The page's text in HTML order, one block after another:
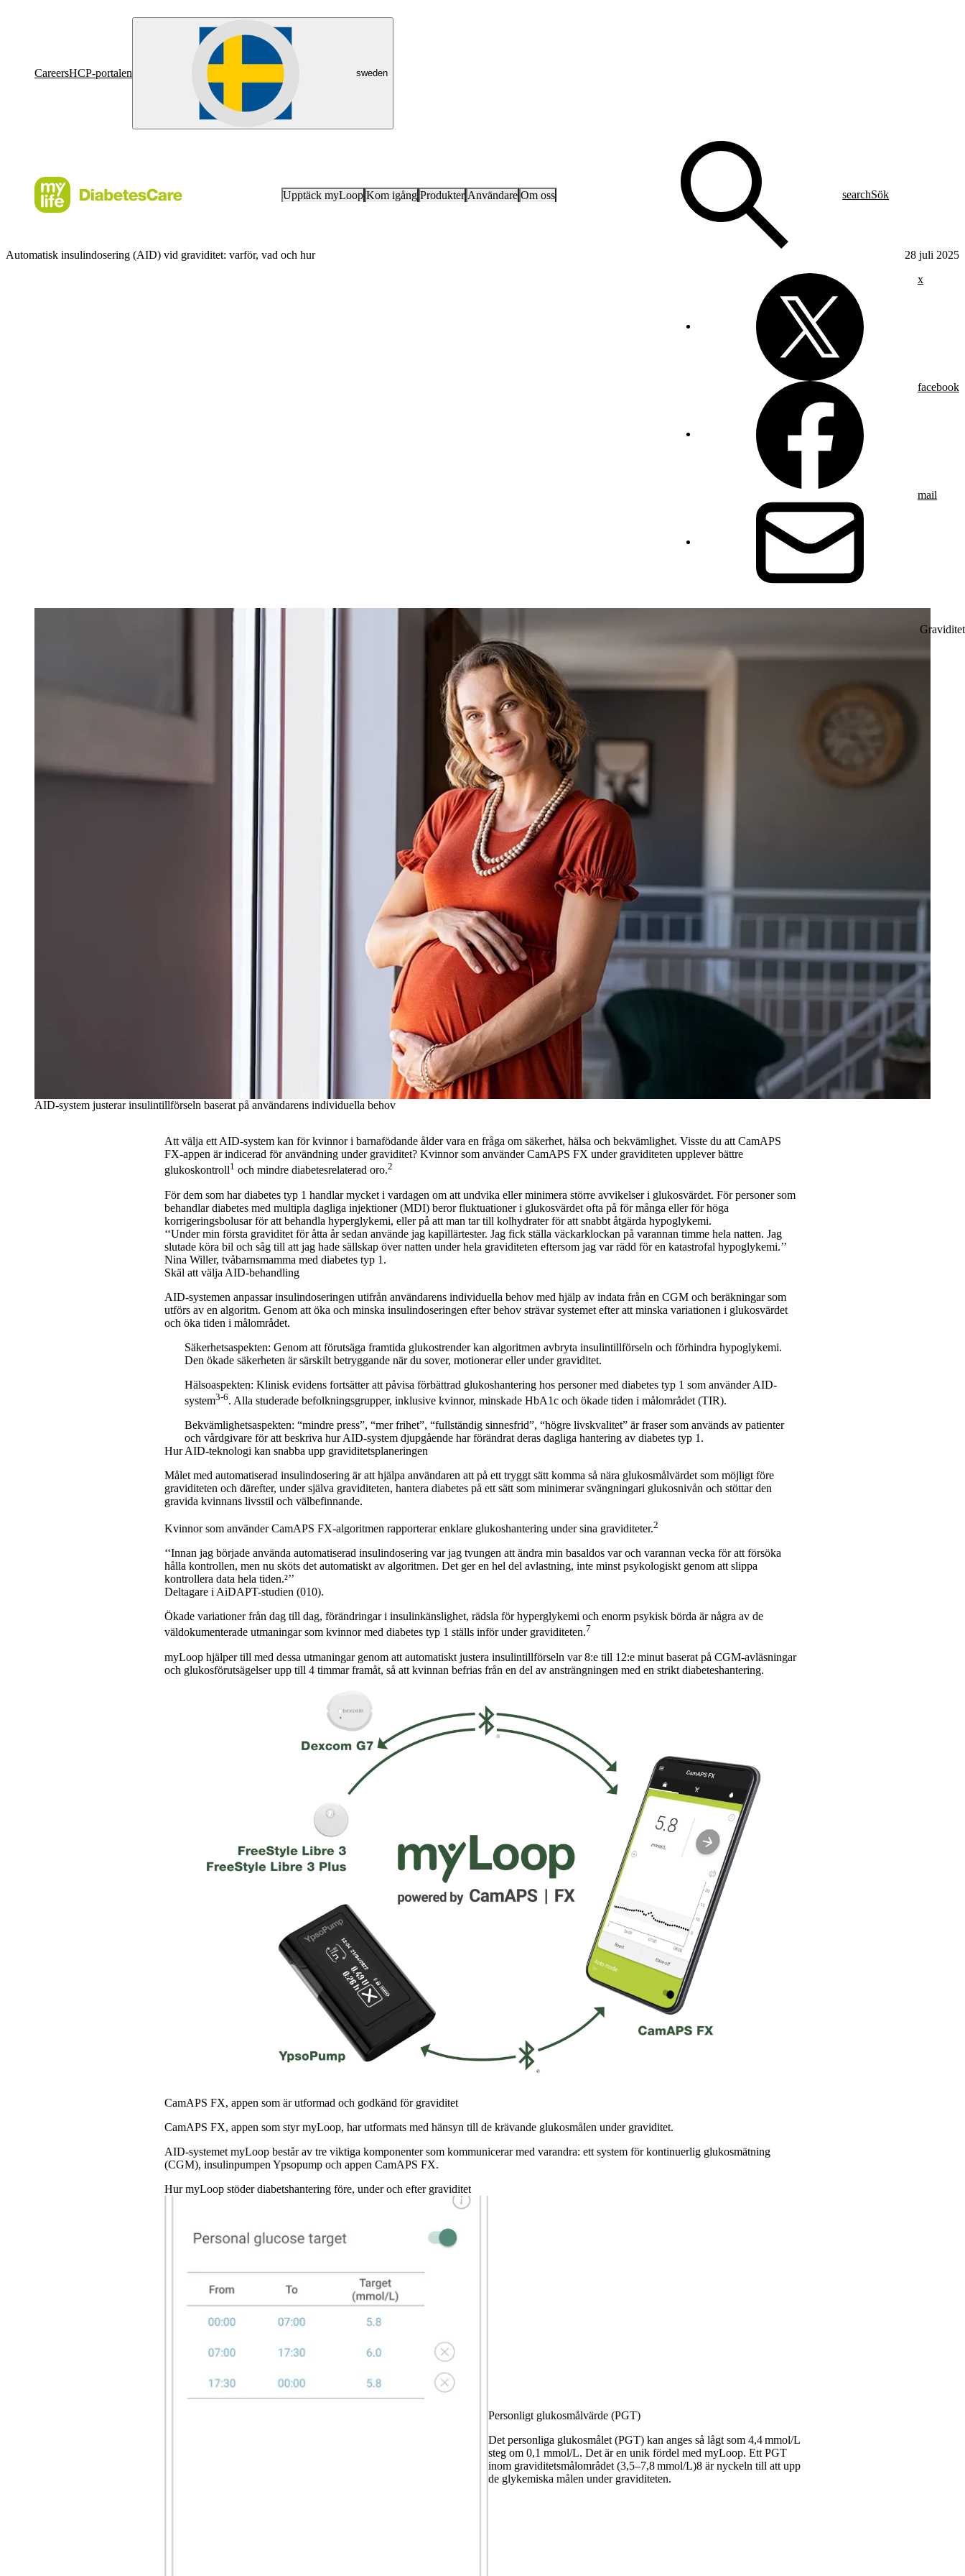
CareersHCP-portalen sweden
Upptäck myLoop Kom igång Produkter Användare Om oss searchSök
Automatisk insulindosering (AID) vid graviditet: varför, vad och hur
28 juli 2025
x
facebook
mail
Graviditet
AID-system justerar insulintillförseln baserat på användarens individuella behov
Att välja ett AID-system kan för kvinnor i barnafödande ålder vara en fråga om säkerhet, hälsa och bekvämlighet. Visste du att CamAPS
FX-appen är indicerad för användning under graviditet? Kvinnor som använder CamAPS FX under graviditeten upplever bättre
glukoskontroll1 och mindre diabetesrelaterad oro.2
För dem som har diabetes typ 1 handlar mycket i vardagen om att undvika eller minimera större avvikelser i glukosvärdet. För personer som
behandlar diabetes med multipla dagliga injektioner (MDI) beror fluktuationer i glukosvärdet ofta på för många eller för höga
korrigeringsbolusar för att behandla hyperglykemi, eller på att man tar till kolhydrater för att snabbt åtgärda hypoglykemi.
‘‘Under min första graviditet för åtta år sedan använde jag kapillärtester. Jag fick ställa väckarklockan på varannan timme hela natten. Jag
slutade köra bil och såg till att jag hade sällskap över natten under hela graviditeten eftersom jag var rädd för en katastrofal hypoglykemi.’’
Nina Willer, tvåbarnsmamma med diabetes typ 1.
Skäl att välja AID-behandling
AID-systemen anpassar insulindoseringen utifrån användarens individuella behov med hjälp av indata från en CGM och beräkningar som
utförs av en algoritm. Genom att öka och minska insulindoseringen efter behov strävar systemet efter att minska variationen i glukosvärdet
och öka tiden i målområdet.
Säkerhetsaspekten: Genom att förutsäga framtida glukostrender kan algoritmen avbryta insulintillförseln och förhindra hypoglykemi.
Den ökade säkerheten är särskilt betryggande när du sover, motionerar eller under graviditet.
Hälsoaspekten: Klinisk evidens fortsätter att påvisa förbättrad glukoshantering hos personer med diabetes typ 1 som använder AID-
system3-6. Alla studerade befolkningsgrupper, inklusive kvinnor, minskade HbA1c och ökade tiden i målområdet (TIR).
Bekvämlighetsaspekten: “mindre press”, “mer frihet”, “fullständig sinnesfrid”, “högre livskvalitet” är fraser som används av patienter
och vårdgivare för att beskriva hur AID-system djupgående har förändrat deras dagliga hantering av diabetes typ 1.
Hur AID-teknologi kan snabba upp graviditetsplaneringen
Målet med automatiserad insulindosering är att hjälpa användaren att på ett tryggt sätt komma så nära glukosmålvärdet som möjligt före
graviditeten och därefter, under själva graviditeten, hantera diabetes på ett sätt som minimerar svängningari glukosnivån och stöttar den
gravida kvinnans livsstil och välbefinnande.
Kvinnor som använder CamAPS FX-algoritmen rapporterar enklare glukoshantering under sina graviditeter.2
‘‘Innan jag började använda automatiserad insulindosering var jag tvungen att ändra min basaldos var och varannan vecka för att försöka
hålla kontrollen, men nu sköts det automatiskt av algoritmen. Det ger en hel del avlastning, inte minst psykologiskt genom att slippa
kontrollera data hela tiden.²’’
Deltagare i AiDAPT-studien (010).
Ökade variationer från dag till dag, förändringar i insulinkänslighet, rädsla för hyperglykemi och enorm psykisk börda är några av de
väldokumenterade utmaningar som kvinnor med diabetes typ 1 ställs inför under graviditeten.7
myLoop hjälper till med dessa utmaningar genom att automatiskt justera insulintillförseln var 8:e till 12:e minut baserat på CGM-avläsningar
och glukosförutsägelser upp till 4 timmar framåt, så att kvinnan befrias från en del av ansträngningen med en strikt diabeteshantering.
CamAPS FX, appen som är utformad och godkänd för graviditet
CamAPS FX, appen som styr myLoop, har utformats med hänsyn till de krävande glukosmålen under graviditet.
AID-systemet myLoop består av tre viktiga komponenter som kommunicerar med varandra: ett system för kontinuerlig glukosmätning
(CGM), insulinpumpen Ypsopump och appen CamAPS FX.
Hur myLoop stöder diabetshantering före, under och efter graviditet
Personligt glukosmålvärde (PGT)
Det personliga glukosmålet (PGT) kan anges så lågt som 4,4 mmol/L i
steg om 0,1 mmol/L. Det är en unik fördel med myLoop. Ett PGT
inom graviditetsmålområdet (3,5–7,8 mmol/L)8 är nyckeln till att uppnå
de glykemiska målen under graviditeten.